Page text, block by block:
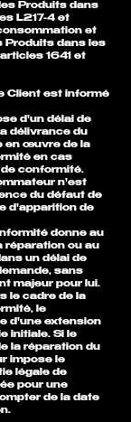
Produits dans
L217-4 et
et
Produits dans les
1641 et
Client est informé
d'un délai de
délivrance du
en œuvre de la
en cas
conformité.
n'est
du défaut de
d'apparition de
donne au
réparation ou au
un délai de
sans
majeur pour lui.
le cadre de la
le
d'une extension
initiale. Si le
la réparation du
impose le
légale de
pour une
de la date